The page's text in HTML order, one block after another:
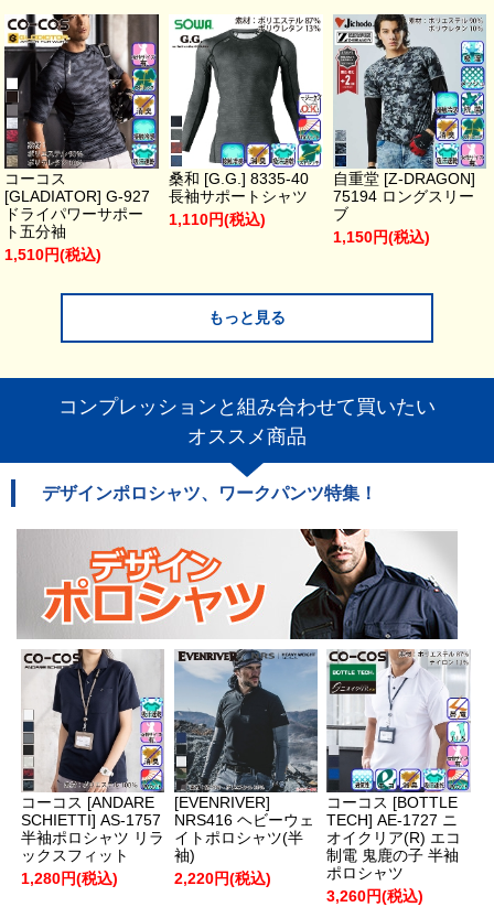
コーコス
[GLADIATOR] G-927
ドライパワーサポー
ト五分袖
1,510円(税込)
桑和 [G.G.] 8335-40
長袖サポートシャツ
1,110円(税込)
自重堂 [Z-DRAGON]
75194 ロングスリー
ブ
1,150円(税込)
もっと見る
コンプレッションと組み合わせて買いたい
オススメ商品
デザインポロシャツ、ワークパンツ特集！
コーコス [ANDARE
SCHIETTI] AS-1757
半袖ポロシャツ リラ
ックスフィット
1,280円(税込)
[EVENRIVER]
NRS416 ヘビーウェ
イトポロシャツ(半
袖)
2,220円(税込)
コーコス [BOTTLE
TECH] AE-1727 ニ
オイクリア(R) エコ
制電 鬼鹿の子 半袖
ポロシャツ
3,260円(税込)